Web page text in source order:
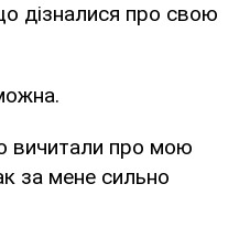
дізналися про свою
вичитали про мою
за мене сильно